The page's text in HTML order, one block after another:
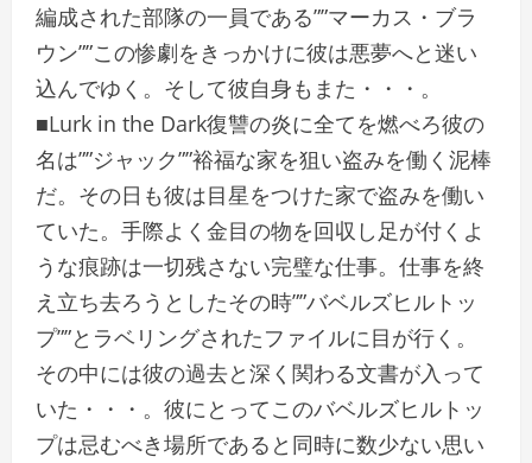
編成された部隊の一員である””マーカス・ブラ
ウン””この惨劇をきっかけに彼は悪夢へと迷い
込んでゆく。そして彼自身もまた・・・。
■Lurk in the Dark復讐の炎に全てを燃べろ彼の
名は””ジャック””裕福な家を狙い盗みを働く泥棒
だ。その日も彼は目星をつけた家で盗みを働い
ていた。手際よく金目の物を回収し足が付くよ
うな痕跡は一切残さない完璧な仕事。仕事を終
え立ち去ろうとしたその時””バベルズヒルトッ
プ””とラベリングされたファイルに目が行く。
その中には彼の過去と深く関わる文書が入って
いた・・・。彼にとってこのバベルズヒルトッ
プは忌むべき場所であると同時に数少ない思い